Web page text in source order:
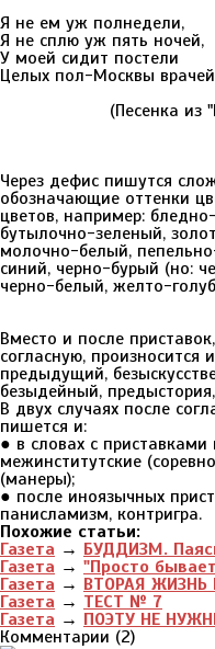
Я не ем уж полнедели,
Я не сплю уж пять ночей,
У моей сидит постели
Целых пол-Москвы
(Песенка из
И
Через дефис пишутся
обозначающие оттенки
цветов, например:
бутылочно-зеленый,
молочно-белый,
синий, черно-бурый (но:
черно-белый, желто-
Вместо и после
согласную, произносится
предыдущий,
безыдейный,
В двух случаях после
пишется и:
● в словах с
межинститутские
(манеры);
● после иноязычных
панисламизм, контригра.
Похожие статьи:
Газета → БУДДИЗМ.
Газета → "Просто
Газета → ВТОРАЯ
Газета → ТЕСТ № 7
Газета → ПОЭТУ НЕ
Комментарии (2)